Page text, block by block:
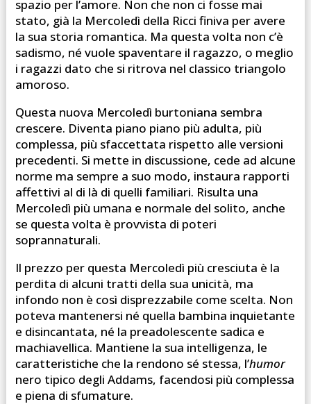
spazio per l’amore. Non che non ci fosse mai
stato, già la Mercoledì della Ricci finiva per avere
la sua storia romantica. Ma questa volta non c’è
sadismo, né vuole spaventare il ragazzo, o meglio
i ragazzi dato che si ritrova nel classico triangolo
amoroso.
Questa nuova Mercoledì burtoniana sembra
crescere. Diventa piano piano più adulta, più
complessa, più sfaccettata rispetto alle versioni
precedenti. Si mette in discussione, cede ad alcune
norme ma sempre a suo modo, instaura rapporti
affettivi al di là di quelli familiari. Risulta una
Mercoledì più umana e normale del solito, anche
se questa volta è provvista di poteri
soprannaturali.
Il prezzo per questa Mercoledì più cresciuta è la
perdita di alcuni tratti della sua unicità, ma
infondo non è così disprezzabile come scelta. Non
poteva mantenersi né quella bambina inquietante
e disincantata, né la preadolescente sadica e
machiavellica. Mantiene la sua intelligenza, le
caratteristiche che la rendono sé stessa, l’humor
nero tipico degli Addams, facendosi più complessa
e piena di sfumature.